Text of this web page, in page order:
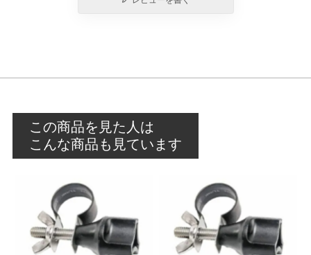
この商品を見た人は
こんな商品も見ています